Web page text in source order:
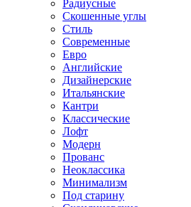
Радиусные
Скошенные углы
Стиль
Современные
Евро
Английские
Дизайнерские
Итальянские
Кантри
Классические
Лофт
Модерн
Прованс
Неоклассика
Минимализм
Под старину